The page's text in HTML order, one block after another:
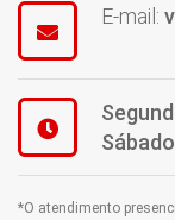
E-mail:
*O atendimento